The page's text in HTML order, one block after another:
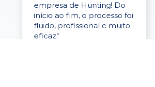
empresa de Hunting! Do
início ao fim, o processo foi
fluido, profissional e muito
eficaz."